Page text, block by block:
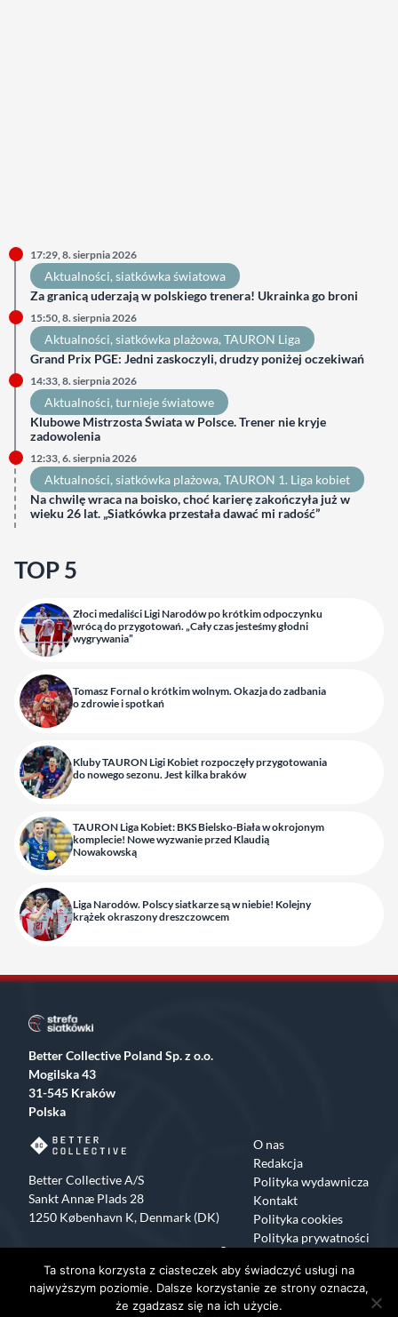
17:29, 8. sierpnia 2026
Aktualności, siatkówka światowa
Za granicą uderzają w polskiego trenera! Ukrainka go broni
15:50, 8. sierpnia 2026
Aktualności, siatkówka plażowa, TAURON Liga
Grand Prix PGE: Jedni zaskoczyli, drudzy poniżej oczekiwań
14:33, 8. sierpnia 2026
Aktualności, turnieje światowe
Klubowe Mistrzosta Świata w Polsce. Trener nie kryje
zadowolenia
12:33, 6. sierpnia 2026
Aktualności, siatkówka plażowa, TAURON 1. Liga kobiet
Na chwilę wraca na boisko, choć karierę zakończyła już w
wieku 26 lat. „Siatkówka przestała dawać mi radość”
TOP 5
Złoci medaliści Ligi Narodów po krótkim odpoczynku
wrócą do przygotowań. „Cały czas jesteśmy głodni
wygrywania”
Tomasz Fornal o krótkim wolnym. Okazja do zadbania
o zdrowie i spotkań
Kluby TAURON Ligi Kobiet rozpoczęły przygotowania
do nowego sezonu. Jest kilka braków
TAURON Liga Kobiet: BKS Bielsko-Biała w okrojonym
komplecie! Nowe wyzwanie przed Klaudią
Nowakowską
Liga Narodów. Polscy siatkarze są w niebie! Kolejny
krążek okraszony dreszczowcem
Better Collective Poland Sp. z o.o.
Mogilska 43
31-545 Kraków
Polska
Better Collective A/S
Sankt Annæ Plads 28
1250 København K, Denmark (DK)
O nas
Redakcja
Polityka wydawnicza
Kontakt
Polityka cookies
Polityka prywatności
Facebook
X Instagram
TikTok
Copyrights 2015-2024 Strefa Siatkówki All rights reserved
Ta strona korzysta z ciasteczek aby świadczyć usługi na
najwyższym poziomie. Dalsze korzystanie ze strony oznacza,
że zgadzasz się na ich użycie.